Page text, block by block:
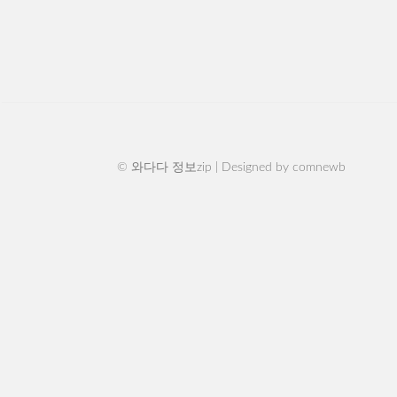
© 와다다 정보zip | Designed by comnewb